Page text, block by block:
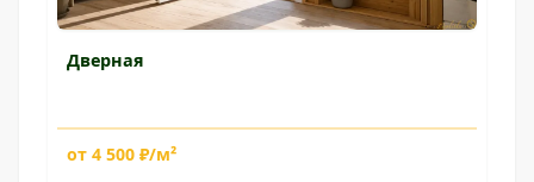
Дверная
от 4 500 ₽/м²